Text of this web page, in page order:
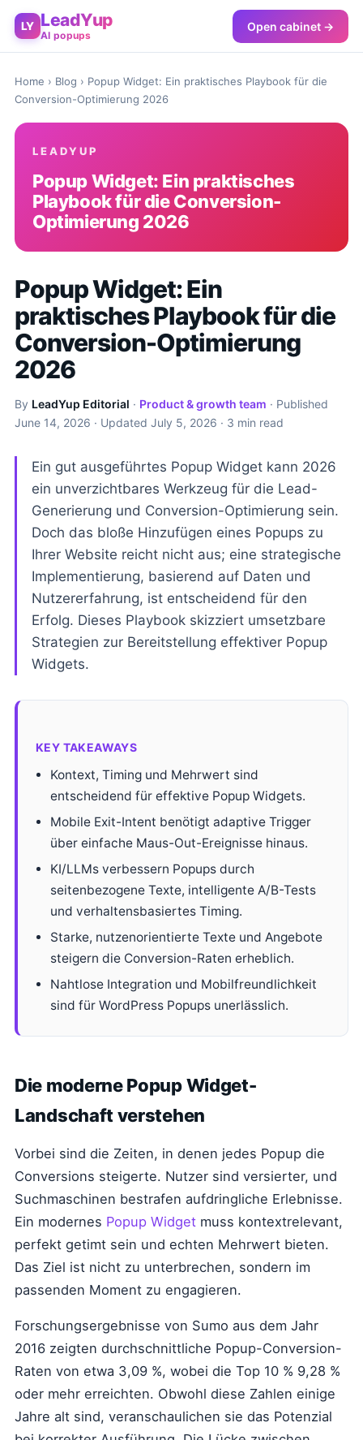
LY LeadYup
AI popups
Open cabinet →
Home › Blog › Popup Widget: Ein praktisches Playbook für die
Conversion-Optimierung 2026
LEADYUP
Popup Widget: Ein praktisches
Playbook für die Conversion-
Optimierung 2026
Popup Widget: Ein
praktisches Playbook für die
Conversion-Optimierung
2026
By LeadYup Editorial · Product & growth team · Published
June 14, 2026 · Updated July 5, 2026 · 3 min read
Ein gut ausgeführtes Popup Widget kann 2026
ein unverzichtbares Werkzeug für die Lead-
Generierung und Conversion-Optimierung sein.
Doch das bloße Hinzufügen eines Popups zu
Ihrer Website reicht nicht aus; eine strategische
Implementierung, basierend auf Daten und
Nutzererfahrung, ist entscheidend für den
Erfolg. Dieses Playbook skizziert umsetzbare
Strategien zur Bereitstellung effektiver Popup
Widgets.
KEY TAKEAWAYS
Kontext, Timing und Mehrwert sind
entscheidend für effektive Popup Widgets.
Mobile Exit-Intent benötigt adaptive Trigger
über einfache Maus-Out-Ereignisse hinaus.
KI/LLMs verbessern Popups durch
seitenbezogene Texte, intelligente A/B-Tests
und verhaltensbasiertes Timing.
Starke, nutzenorientierte Texte und Angebote
steigern die Conversion-Raten erheblich.
Nahtlose Integration und Mobilfreundlichkeit
sind für WordPress Popups unerlässlich.
Die moderne Popup Widget-
Landschaft verstehen
Vorbei sind die Zeiten, in denen jedes Popup die
Conversions steigerte. Nutzer sind versierter, und
Suchmaschinen bestrafen aufdringliche Erlebnisse.
Ein modernes Popup Widget muss kontextrelevant,
perfekt getimt sein und echten Mehrwert bieten.
Das Ziel ist nicht zu unterbrechen, sondern im
passenden Moment zu engagieren.
Forschungsergebnisse von Sumo aus dem Jahr
2016 zeigten durchschnittliche Popup-Conversion-
Raten von etwa 3,09 %, wobei die Top 10 % 9,28 %
oder mehr erreichten. Obwohl diese Zahlen einige
Jahre alt sind, veranschaulichen sie das Potenzial